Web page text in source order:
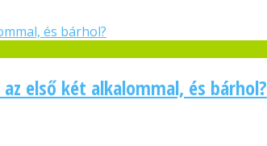
első két alkalommal, és bárhol?